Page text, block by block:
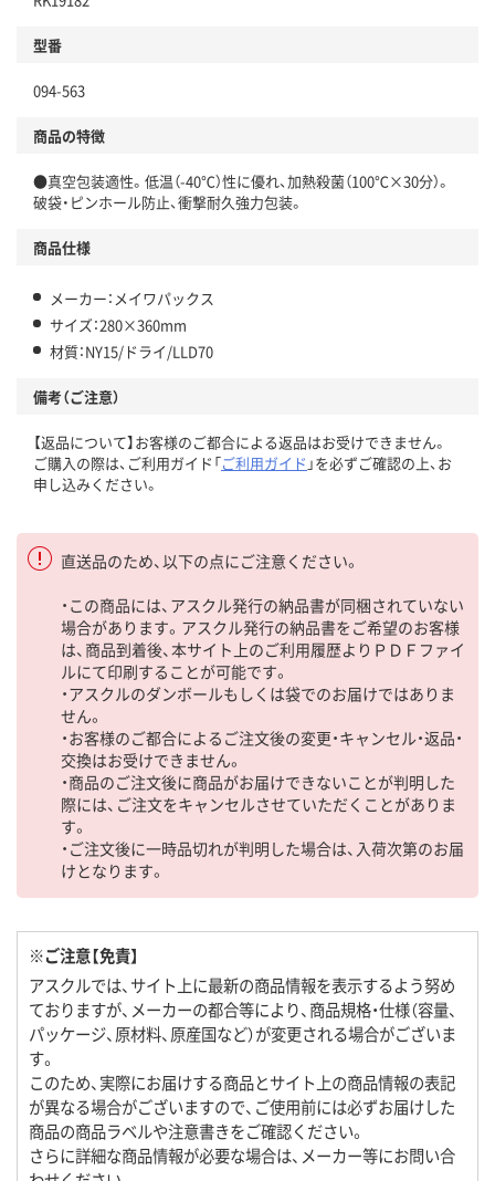
型番
094-563
商品の特徴
●真空包装適性。低温（-40℃）性に優れ、加熱殺菌（100℃×30分）。
破袋・ピンホール防止、衝撃耐久強力包装。
商品仕様
メーカー：メイワパックス
サイズ：280×360mm
材質：NY15/ドライ/LLD70
備考（ご注意）
【返品について】お客様のご都合による返品はお受けできません。
ご購入の際は、ご利用ガイド「ご利用ガイド 」を必ずご確認の上、お
申し込みください。
直送品のため、以下の点にご注意ください。
・この商品には、アスクル発行の納品書が同梱されていない
場合があります。アスクル発行の納品書をご希望のお客様
は、商品到着後、本サイト上のご利用履歴よりＰＤＦファイ
ルにて印刷することが可能です。
・アスクルのダンボールもしくは袋でのお届けではありま
せん。
・お客様のご都合によるご注文後の変更・キャンセル・返品・
交換はお受けできません。
・商品のご注文後に商品がお届けできないことが判明した
際には、ご注文をキャンセルさせていただくことがありま
す。
・ご注文後に一時品切れが判明した場合は、入荷次第のお届
けとなります。
※ご注意【免責】
アスクルでは、サイト上に最新の商品情報を表示するよう努め
ておりますが、メーカーの都合等により、商品規格・仕様（容量、
パッケージ、原材料、原産国など）が変更される場合がございま
す。
このため、実際にお届けする商品とサイト上の商品情報の表記
が異なる場合がございますので、ご使用前には必ずお届けした
商品の商品ラベルや注意書きをご確認ください。
さらに詳細な商品情報が必要な場合は、メーカー等にお問い合